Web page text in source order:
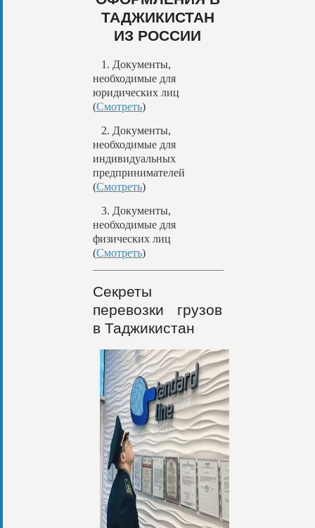
ТАДЖИКИСТАН
ИЗ РОССИИ
1. Документы,
необходимые для
юридических лиц
(Смотреть)
2. Документы,
необходимые для
индивидуальных
предпринимателей
(Смотреть)
3. Документы,
необходимые для
физических лиц
(Смотреть)
Секреты
перевозки грузов
в Таджикистан